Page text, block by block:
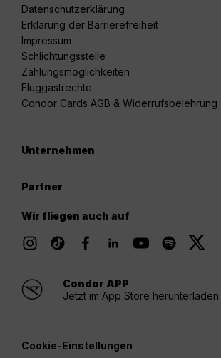
Datenschutzerklärung
Erklärung der Barrierefreiheit
Impressum
Schlichtungsstelle
Zahlungsmöglichkeiten
Fluggastrechte
Condor Cards AGB & Widerrufsbelehrung
Unternehmen
Partner
Wir fliegen auch auf
Condor APP
Jetzt im App Store herunterladen.
Cookie-Einstellungen